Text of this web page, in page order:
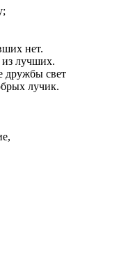
нет.
из лучших.
дружбы свет
лучик.